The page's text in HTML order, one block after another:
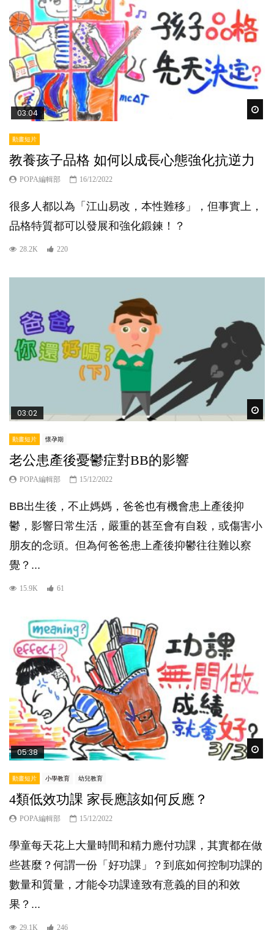
03:04
動畫短片
教養孩子品格 如何以成長心態強化抗逆力
POPA編輯部 16/12/2022
很多人都以為「江山易改，本性難移」，但事實上，
品格特質都可以發展和強化鍛鍊！？
28.2K 220
03:02
動畫短片 懷孕期
老公患產後憂鬱症對BB的影響
POPA編輯部 15/12/2022
BB出生後，不止媽媽，爸爸也有機會患上產後抑
鬱，影響日常生活，嚴重的甚至會有自殺，或傷害小
朋友的念頭。但為何爸爸患上產後抑鬱往往難以察
覺？...
15.9K 61
05:38
動畫短片 小學教育 幼兒教育
4類低效功課 家長應該如何反應？
POPA編輯部 15/12/2022
學童每天花上大量時間和精力應付功課，其實都在做
些甚麼？何謂一份「好功課」？到底如何控制功課的
數量和質量，才能令功課達致有意義的目的和效
果？...
29.1K 246